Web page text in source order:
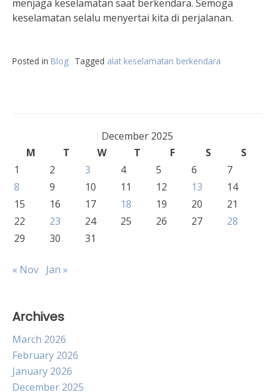
menjaga keselamatan saat berkendara. Semoga
keselamatan selalu menyertai kita di perjalanan.
Posted in Blog Tagged alat keselamatan berkendara
December 2025
M
T W T F S
S
1
2 3 4 5 6
7
8
9 10 11 12 13
14
15
16 17 18 19 20
21
22
23 24 25 26 27
28
29
30 31
« Nov Jan »
Archives
March 2026
February 2026
January 2026
December 2025